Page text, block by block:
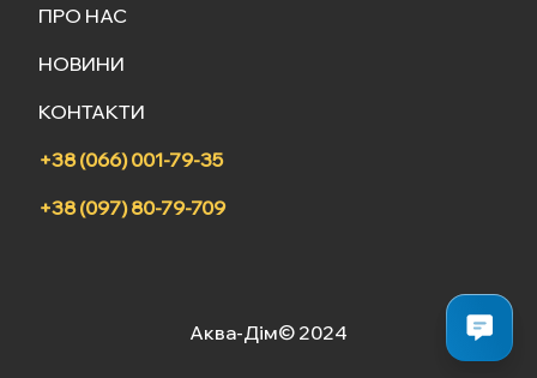
ПРО НАС
НОВИНИ
КОНТАКТИ
+38 (066) 001-79-35
+38 (097) 80-79-709
Аква-Дім© 2024